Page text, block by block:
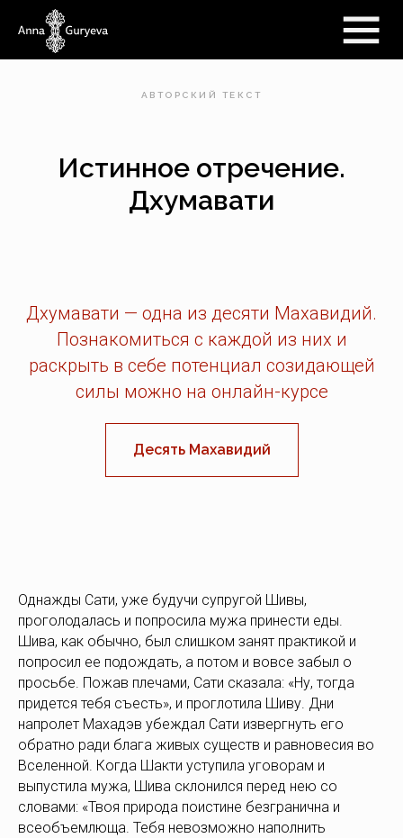
АВТОРСКИЙ ТЕКСТ
Истинное отречение.
Дхумавати
Дхумавати — одна из десяти Махавидий.
Познакомиться с каждой из них и
раскрыть в себе потенциал созидающей
силы можно на онлайн-курсе
Десять Махавидий
Однажды Сати, уже будучи супругой Шивы,
проголодалась и попросила мужа принести еды.
Шива, как обычно, был слишком занят практикой и
попросил ее подождать, а потом и вовсе забыл о
просьбе. Пожав плечами, Сати сказала: «Ну, тогда
придется тебя съесть», и проглотила Шиву. Дни
напролет Махадэв убеждал Сати извергнуть его
обратно ради блага живых существ и равновесия во
Вселенной. Когда Шакти уступила уговорам и
выпустила мужа, Шива склонился перед нею со
словами: «Твоя природа поистине безгранична и
всеобъемлюща. Тебя невозможно наполнить